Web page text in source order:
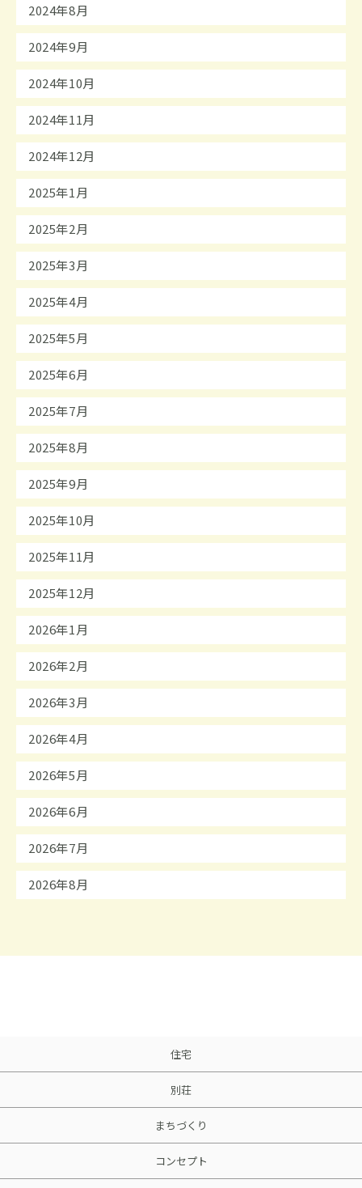
2024年8月
2024年9月
2024年10月
2024年11月
2024年12月
2025年1月
2025年2月
2025年3月
2025年4月
2025年5月
2025年6月
2025年7月
2025年8月
2025年9月
2025年10月
2025年11月
2025年12月
2026年1月
2026年2月
2026年3月
2026年4月
2026年5月
2026年6月
2026年7月
2026年8月
住宅
別荘
まちづくり
コンセプト